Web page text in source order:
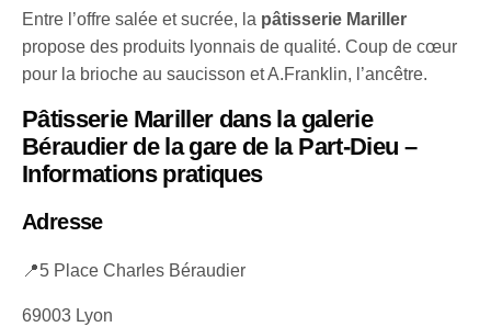
Entre l’offre salée et sucrée, la pâtisserie Mariller
propose des produits lyonnais de qualité. Coup de cœur
pour la brioche au saucisson et A.Franklin, l’ancêtre.
Pâtisserie Mariller dans la galerie
Béraudier de la gare de la Part-Dieu –
Informations pratiques
Adresse
📍5 Place Charles Béraudier
69003 Lyon